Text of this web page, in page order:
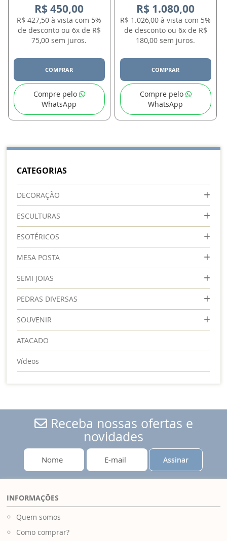
R$ 450,00
R$ 427,50 à vista com 5%
de desconto ou 6x de R$
75,00 sem juros.
COMPRAR
Compre pelo
WhatsApp
R$ 1.080,00
R$ 1.026,00 à vista com 5%
de desconto ou 6x de R$
180,00 sem juros.
COMPRAR
Compre pelo
WhatsApp
CATEGORIAS
DECORAÇÃO
ESCULTURAS
ESOTÉRICOS
MESA POSTA
SEMI JOIAS
PEDRAS DIVERSAS
SOUVENIR
ATACADO
Vídeos
Receba nossas ofertas e
novidades
Assinar
INFORMAÇÕES
Quem somos
Como comprar?